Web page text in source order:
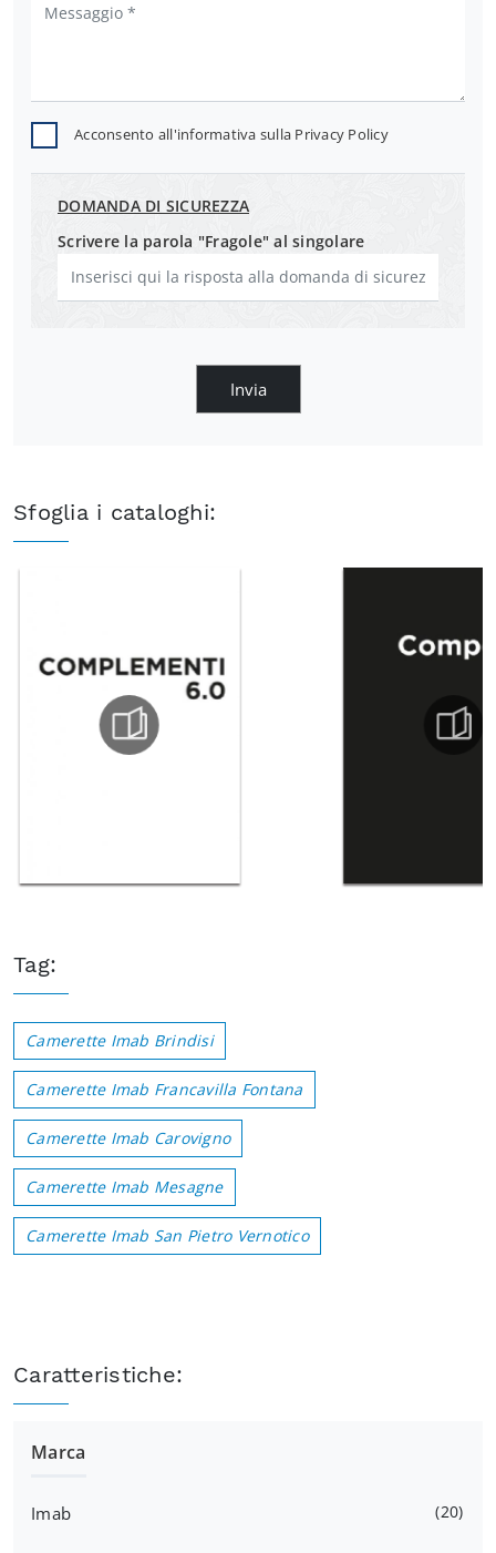
Acconsento all'informativa sulla Privacy Policy
DOMANDA DI SICUREZZA
Scrivere la parola "Fragole" al singolare
Invia
Sfoglia i cataloghi:
Tag:
Camerette Imab Brindisi
Camerette Imab Francavilla Fontana
Camerette Imab Carovigno
Camerette Imab Mesagne
Camerette Imab San Pietro Vernotico
Caratteristiche:
Marca
Imab 20